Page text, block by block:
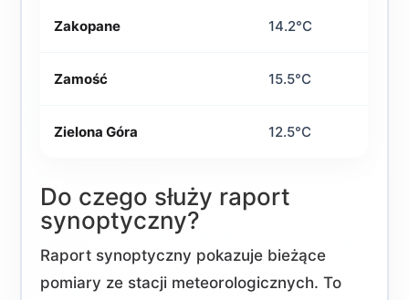
Zakopane 14.2°C
Zamość 15.5°C
Zielona Góra 12.5°C
Do czego służy raport
synoptyczny?
Raport synoptyczny pokazuje bieżące
pomiary ze stacji meteorologicznych. To